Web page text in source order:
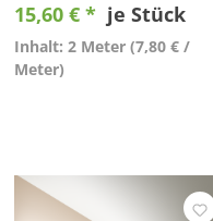
15,60 € * je Stück
Inhalt: 2 Meter (7,80 € /
Meter)